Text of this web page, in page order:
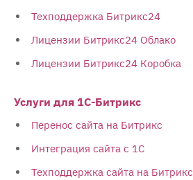
Техподдержка Битрикс24
Лицензии Битрикс24 Облако
Лицензии Битрикс24 Коробка
Услуги для 1С-Битрикс
Перенос сайта на Битрикс
Интеграция сайта с 1С
Техподдержка сайта на Битрикс